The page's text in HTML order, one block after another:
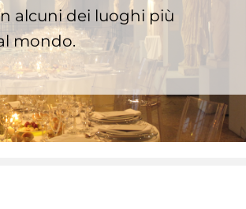
alcuni dei luoghi più
mondo.